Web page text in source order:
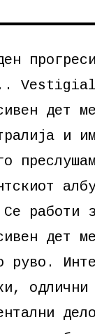
дет
и
работи
дет
руво.
одлични